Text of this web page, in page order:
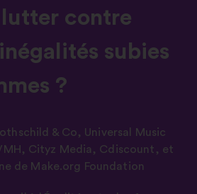
contre
subies
?
& Co, Universal Music
, Cityz Media , Cdiscount , et
de Make.org Foundation